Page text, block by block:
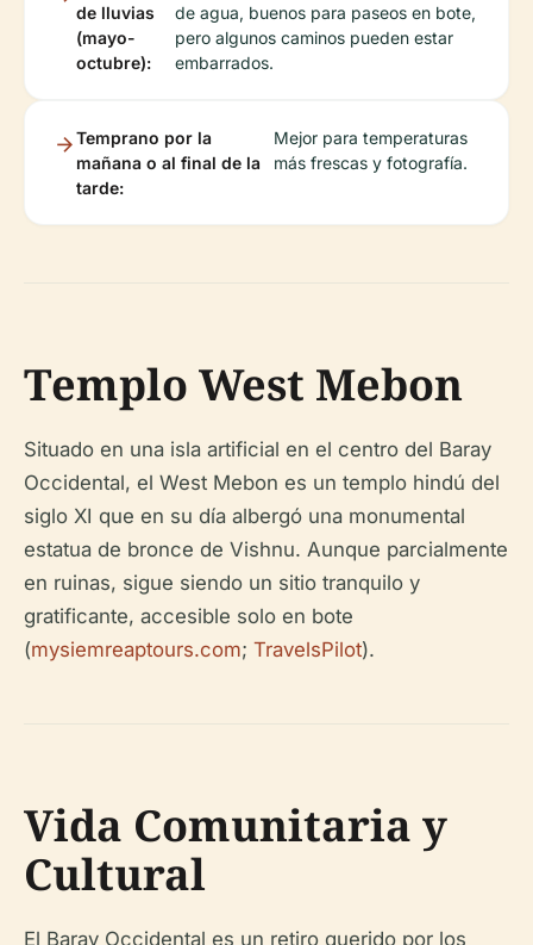
de lluvias
(mayo-
octubre):
de agua, buenos para paseos en bote,
pero algunos caminos pueden estar
embarrados.
Temprano por la
mañana o al final de la
tarde:
Mejor para temperaturas
más frescas y fotografía.
Templo West Mebon
Situado en una isla artificial en el centro del Baray
Occidental, el West Mebon es un templo hindú del
siglo XI que en su día albergó una monumental
estatua de bronce de Vishnu. Aunque parcialmente
en ruinas, sigue siendo un sitio tranquilo y
gratificante, accesible solo en bote
(mysiemreaptours.com; TravelsPilot).
Vida Comunitaria y
Cultural
El Baray Occidental es un retiro querido por los